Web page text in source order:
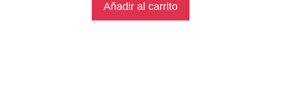
Añadir al carrito